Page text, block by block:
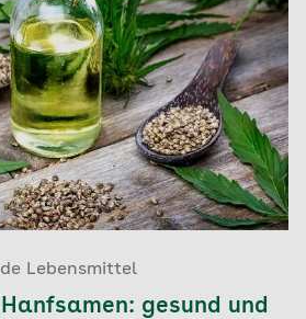
Lebensmittel
gesund und